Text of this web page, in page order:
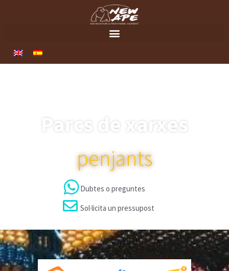
Parcs de xarxes
penjants
Dubtes o preguntes
Sol·licita un pressupost